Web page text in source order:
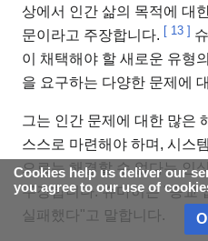
상에서 인간 삶의 목적에 대
문이라고 주장합니다. [ 13 ]
이 채택해야 할 새로운 유형
을 요구하는 다양한 문제에
그는 인간 문제에 대한 많은
스스로 마련해야 하며, 시스
으로는 해결할 수 없다는 인
주장합니다. 슈마허는 "종교
실패했다"고 말합니다.
Cookies help us deliver our
you agree to our use of